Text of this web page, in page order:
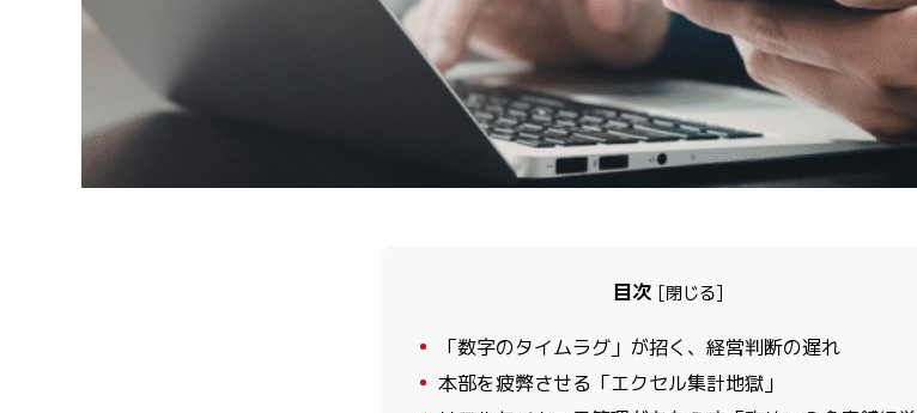
目次 [閉じる]
1
「数字のタイムラグ」が招く、経営判断の遅れ
2 本部を疲弊させる「エクセル集計地獄」